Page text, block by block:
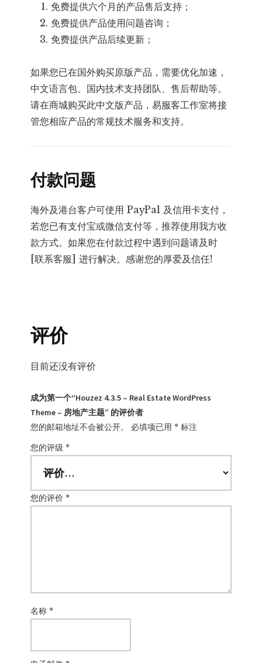
免费提供六个月的产品售后支持；
免费提供产品使用问题咨询；
免费提供产品后续更新；
如果您已在国外购买原版产品，需要优化加速，
中文语言包、国内技术支持团队、售后帮助等。
请在商城购买此中文版产品，易服客工作室将接
管您相应产品的常规技术服务和支持。
付款问题
海外及港台客户可使用 PayPal 及信用卡支付，
若您已有支付宝或微信支付等，推荐使用我方收
款方式。如果您在付款过程中遇到问题请及时
[联系客服] 进行解决。感谢您的厚爱及信任!
评价
目前还没有评价
成为第一个“Houzez 4.3.5 – Real Estate WordPress
Theme – 房地产主题” 的评价者
您的邮箱地址不会被公开。
必填项已用 * 标注
您的评级 *
您的评价 *
名称 *